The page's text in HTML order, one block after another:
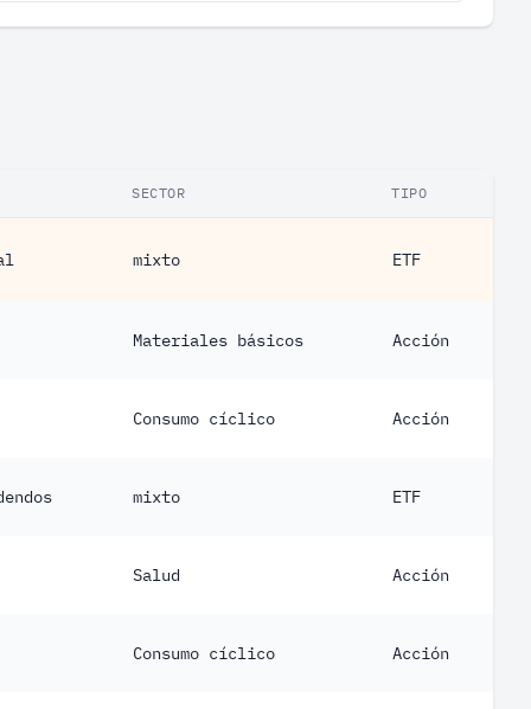
SECTOR TIPO
mixto ETF
Materiales básicos Acción
Consumo cíclico Acción
mixto ETF
Salud Acción
Consumo cíclico Acción